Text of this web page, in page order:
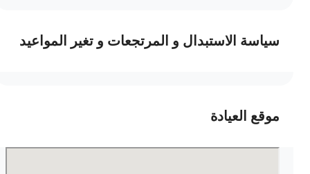
سياسة الاستبدال و المرتجعات و تغير المواعيد
موقع العيادة